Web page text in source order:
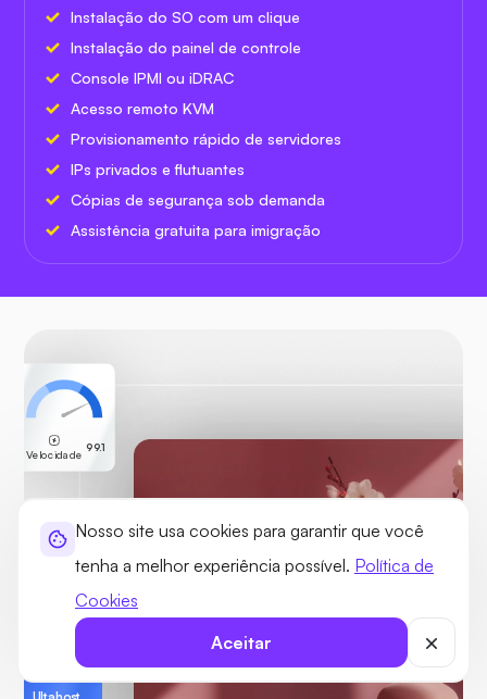
Nosso site usa cookies para garantir que você
tenha a melhor experiência possível. Política de
Cookies
Aceitar
Instalação do SO com um clique
Instalação do painel de controle
Console IPMI ou iDRAC
Acesso remoto KVM
Provisionamento rápido de servidores
IPs privados e flutuantes
Cópias de segurança sob demanda
Assistência gratuita para imigração
Velocidade
99.1